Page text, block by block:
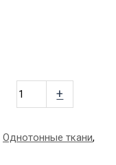
+
Однотонные ткани,